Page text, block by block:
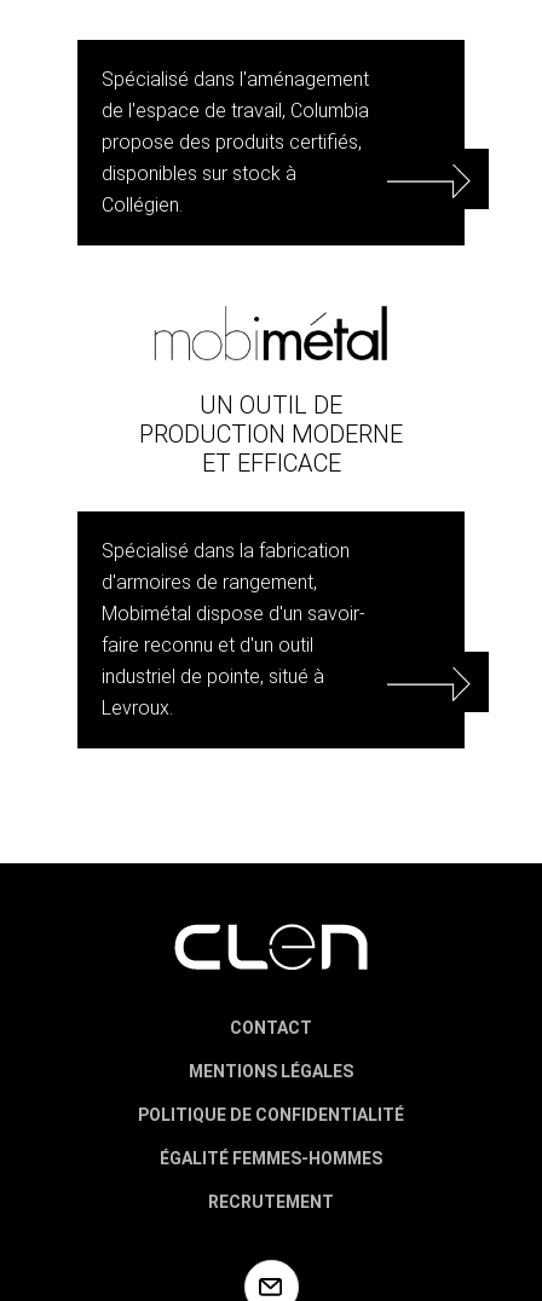
Spécialisé dans l'aménagement
de l'espace de travail, Columbia
propose des produits certifiés,
disponibles sur stock à
Collégien.
UN OUTIL DE
PRODUCTION MODERNE
ET EFFICACE
Spécialisé dans la fabrication
d'armoires de rangement,
Mobimétal dispose d'un savoir-
faire reconnu et d'un outil
industriel de pointe, situé à
Levroux.
CONTACT
MENTIONS LÉGALES
POLITIQUE DE CONFIDENTIALITÉ
ÉGALITÉ FEMMES-HOMMES
RECRUTEMENT